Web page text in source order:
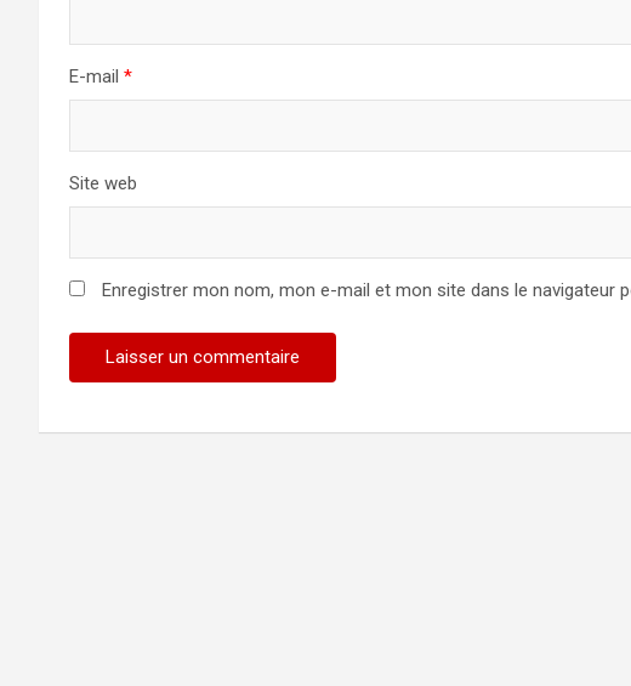
E-mail *
Site web
Enregistrer mon nom, mon e-mail et mon site dans le navigateur